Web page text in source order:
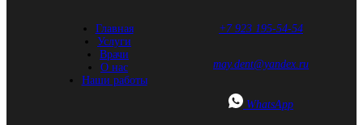
Главная
Услуги
Врачи
О нас
Наши работы
+7 923 195-54-54
may.dent@yandex.ru
WhatsApp